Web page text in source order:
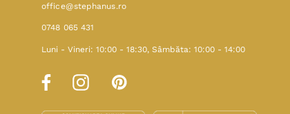
office@stephanus.ro
0748 065 431
Luni - Vineri: 10:00 - 18:30, Sâmbăta: 10:00 - 14:00